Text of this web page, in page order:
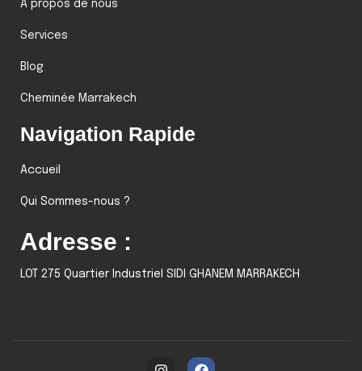
À propos de nous
Services
Blog
Cheminée Marrakech
Navigation Rapide
Accueil
Qui Sommes-nous ?
Adresse :
LOT 275 Quartier Industriel SIDI GHANEM MARRAKECH